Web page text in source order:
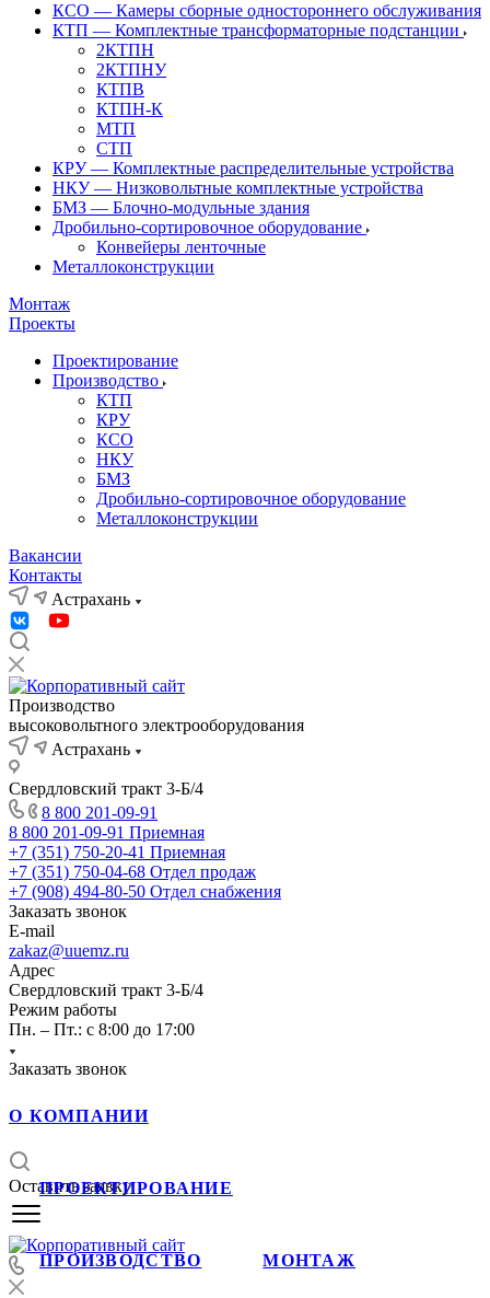
КСО — Камеры сборные одностороннего обслуживания
КТП — Комплектные трансформаторные подстанции
2КТПН
2КТПНУ
КТПВ
КТПН-К
МТП
СТП
КРУ — Комплектные распределительные устройства
НКУ — Низковольтные комплектные устройства
БМЗ — Блочно-модульные здания
Дробильно-сортировочное оборудование
Конвейеры ленточные
Металлоконструкции
Монтаж
Проекты
Проектирование
Производство
КТП
КРУ
КСО
НКУ
БМЗ
Дробильно-сортировочное оборудование
Металлоконструкции
Вакансии
Контакты
Астрахань
Производство
высоковольтного электрооборудования
Астрахань
Свердловский тракт 3-Б/4
8 800 201-09-91
8 800 201-09-91 Приемная
+7 (351) 750-20-41 Приемная
+7 (351) 750-04-68 Отдел продаж
+7 (908) 494-80-50 Отдел снабжения
Заказать звонок
E-mail
zakaz@uuemz.ru
Адрес
Свердловский тракт 3-Б/4
Режим работы
Пн. – Пт.: с 8:00 до 17:00
Заказать звонок
О КОМПАНИИ
ПРОЕКТИРОВАНИЕ
ПРОИЗВОДСТВО МОНТАЖ
Оставить заявку